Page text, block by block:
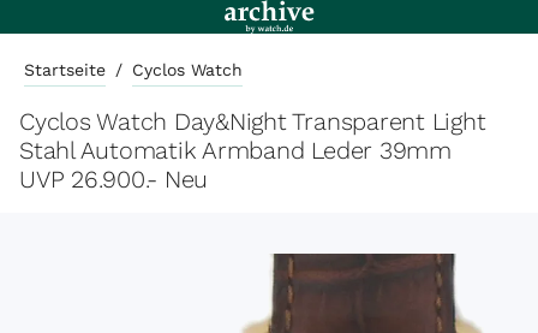
Startseite / Cyclos Watch
Cyclos Watch Day&Night Transparent Light
Stahl Automatik Armband Leder 39mm
UVP 26.900.- Neu